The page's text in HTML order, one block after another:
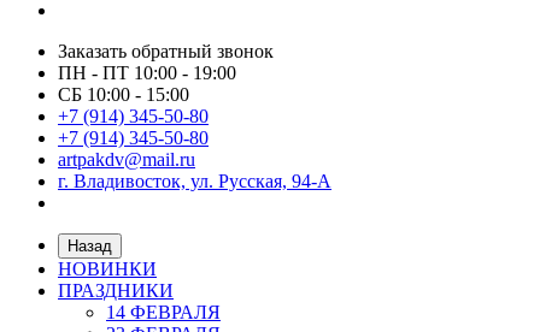
Заказать обратный звонок
ПН - ПТ 10:00 - 19:00
СБ 10:00 - 15:00
+7 (914) 345-50-80
+7 (914) 345-50-80
artpakdv@mail.ru
г. Владивосток, ул. Русская, 94-А
Назад
НОВИНКИ
ПРАЗДНИКИ
14 ФЕВРАЛЯ